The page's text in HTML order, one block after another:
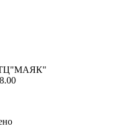
.ТЦ"МАЯК"